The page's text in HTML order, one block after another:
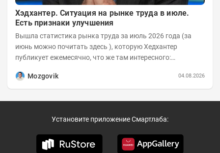
Хэдхантер. Ситуация на рынке труда в июле.
Есть признаки улучшения
Вышла статистика рынка труда за июль 2026 года (за
июнь можно почитать здесь ), которую Хедхантер
публикует ежемесячно, что же там интересного:
Mozgovik
04.08.2026
Установите приложение Смартлаба: